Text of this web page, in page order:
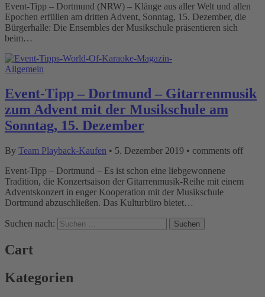
Event-Tipp – Dortmund (NRW) – Klänge aus aller Welt und allen
Epochen erfüllen am dritten Advent, Sonntag, 15. Dezember, die
Bürgerhalle: Die Ensembles der Musikschule präsentieren sich
beim…
Allgemein
Event-Tipp – Dortmund – Gitarrenmusik
zum Advent mit der Musikschule am
Sonntag, 15. Dezember
By Team Playback-Kaufen • 5. Dezember 2019 • comments off
Event-Tipp – Dortmund – Es ist schon eine liebgewonnene
Tradition, die Konzertsaison der Gitarrenmusik-Reihe mit einem
Adventskonzert in enger Kooperation mit der Musikschule
Dortmund abzuschließen. Das Kulturbüro bietet…
Suchen nach:
Cart
Kategorien